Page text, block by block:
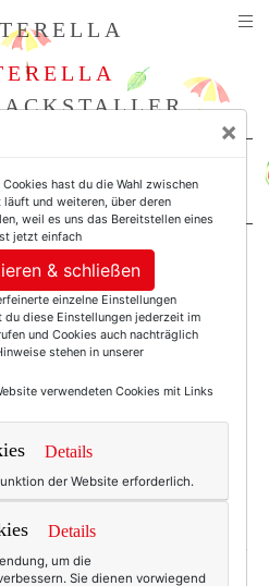
Not Girls.
dafür! Warum
und ich nicht in
Wort hier auf Texterella
100mal? 1.000mal? Ich
sicher ist: sehr oft!
kurzem – bewusst wurde,
mag, ja, wie geradezu
×
hast du die Wahl zwischen
läuft und weiteren, über deren
weil es uns das Bereitstellen eines
jetzt einfach
& schließen
einzelne Einstellungen
du diese Einstellungen jederzeit im
und Cookies auch nachträglich
stehen in unserer
verwendeten Cookies mit Links
Details
der Website erforderlich.
Details
um die
Sie dienen vorwiegend